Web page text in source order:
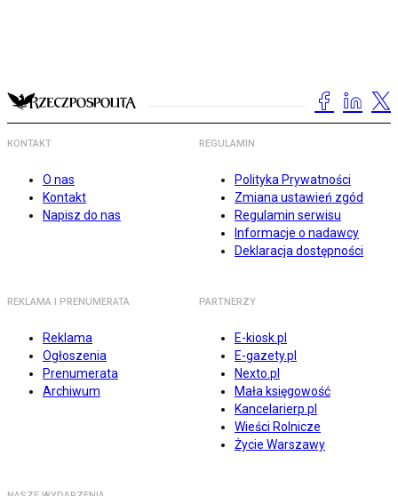
KONTAKT
O nas
Kontakt
Napisz do nas
REGULAMIN
Polityka Prywatności
Zmiana ustawień zgód
Regulamin serwisu
Informacje o nadawcy
Deklaracja dostępności
REKLAMA I PRENUMERATA
Reklama
Ogłoszenia
Prenumerata
Archiwum
PARTNERZY
E-kiosk.pl
E-gazety.pl
Nexto.pl
Mała księgowość
Kancelarierp.pl
Wieści Rolnicze
Życie Warszawy